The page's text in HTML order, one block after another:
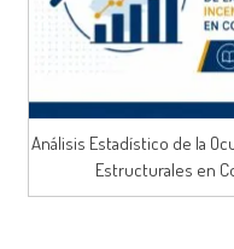
Análisis Estadístico de la
Estructurales en